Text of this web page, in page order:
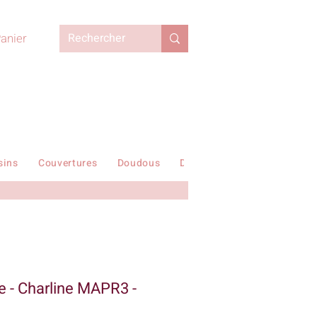
Couvertures Doudous Duvets enfant
- Charline MAPR3 -